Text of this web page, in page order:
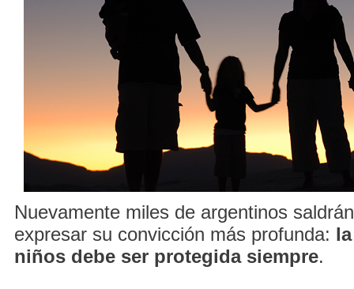
Nuevamente miles de argentinos
expresar su convicción más profunda:
niños debe ser protegida siempre.